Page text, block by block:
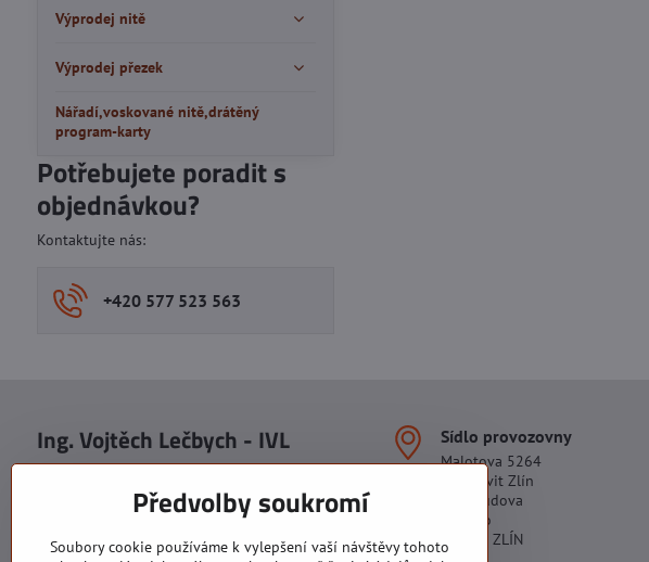
Výprodej nitě
Výprodej přezek
Nářadí,voskované nitě,drátěný
program-karty
Potřebujete poradit s
objednávkou?
Kontaktujte nás:
+420 577 523 563
Ing. Vojtěch Lečbych - IVL
DIČ: CZ5602130809
Sídlo provozovny
Malotova 5264
Areál Svit Zlín
113. budova
1. patro
760 01 ZLÍN
Předvolby soukromí
Soubory cookie používáme k vylepšení vaší návštěvy tohoto